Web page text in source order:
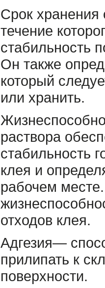
Срок хранения
течение
стабильность
Он также
который
или хранить.
раствора
стабильность
клея и
рабочем
отходов клея.
Адгезия—
прилипать к
поверхности.